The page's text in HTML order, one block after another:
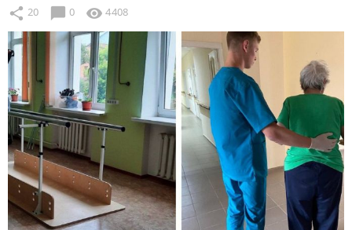
share 20 chat_bubble 0 visibility 4408